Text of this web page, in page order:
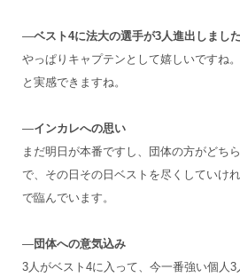
―ベスト4に法大の選手が3人進出しました
やっぱりキャプテンとして嬉しいですね
と実感できますね。
―インカレへの思い
まだ明日が本番ですし、団体の方がどち
で、その日その日ベストを尽くしていけ
で臨んでいます。
―団体への意気込み
3人がベスト4に入って、今一番強い個人